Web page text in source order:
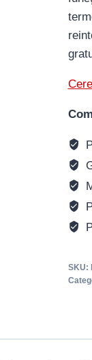
SKU: